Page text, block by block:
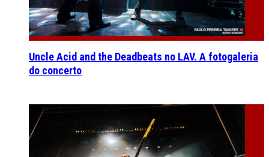
Uncle Acid and the Deadbeats no LAV. A fotogaleria
do concerto